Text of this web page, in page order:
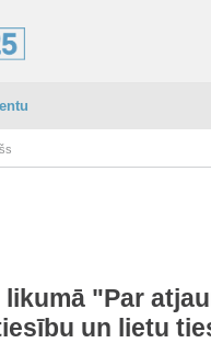
"Par
un lietu